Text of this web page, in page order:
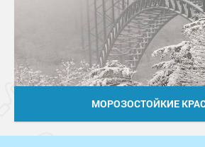
МОРОЗОСТОЙКИЕ